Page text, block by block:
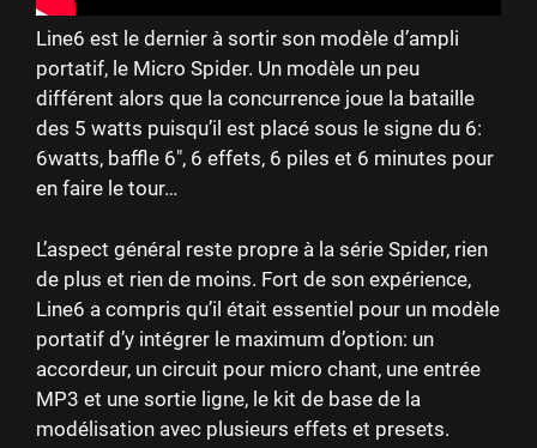
Line6 est le dernier à sortir son modèle d’ampli
portatif, le Micro Spider. Un modèle un peu
différent alors que la concurrence joue la bataille
des 5 watts puisqu’il est placé sous le signe du 6:
6watts, baffle 6″, 6 effets, 6 piles et 6 minutes pour
en faire le tour…
L’aspect général reste propre à la série Spider, rien
de plus et rien de moins. Fort de son expérience,
Line6 a compris qu’il était essentiel pour un modèle
portatif d’y intégrer le maximum d’option: un
accordeur, un circuit pour micro chant, une entrée
MP3 et une sortie ligne, le kit de base de la
modélisation avec plusieurs effets et presets.